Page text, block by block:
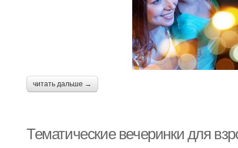
читать дальше →
Тематические вечеринки для